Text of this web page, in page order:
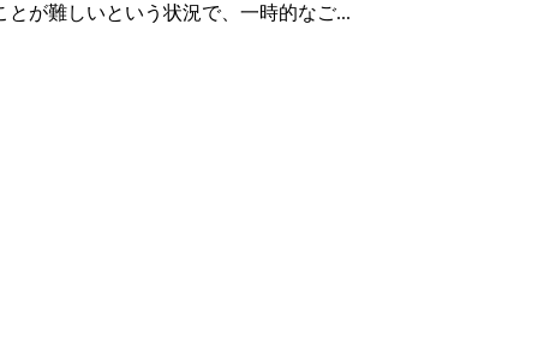
が難しいという状況で、一時的なご...